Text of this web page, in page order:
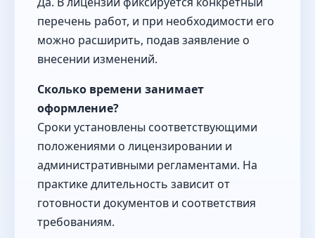
перечень работ, и при необходимости его
можно расширить, подав заявление о
внесении изменений.
Сколько времени занимает
оформление?
Сроки установлены соответствующими
положениями о лицензировании и
административными регламентами. На
практике длительность зависит от
готовности документов и соответствия
требованиям.